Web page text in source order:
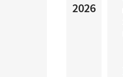
2010
2026